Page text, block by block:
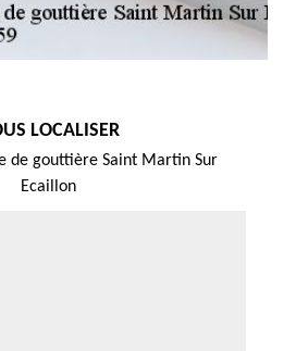
LOCALISER
de gouttière Saint Martin Sur
Ecaillon